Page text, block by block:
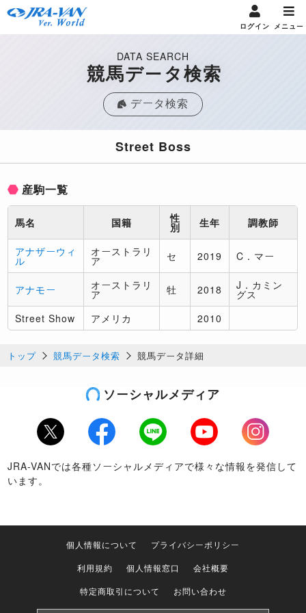
ログイン メニュー
DATA SEARCH
競馬データ検索
データ検索
Street Boss
産駒一覧
馬名 国籍 性
別 生年 調教師
アナザーウィ
ル
オーストラリ
ア セ 2019 C．マー
アナモー オーストラリ
ア 牡 2018 J．カミン
グス
Street Show
アメリカ 2010
トップ 競馬データ検索 競馬データ詳細
ソーシャルメディア
Twitter Facebook LINE Youtube
Instagram
JRA-VANでは各種ソーシャルメディアで様々な情報を発信して
います。
個人情報について
プライバシーポリシー
利用規約
個人情報窓口
会社概要
特定商取引について
お問い合わせ